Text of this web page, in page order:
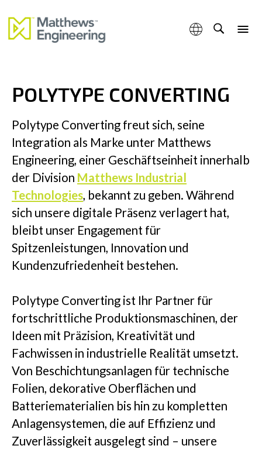
Kompetenzen
Produkte & Services
Industrien
Einblicke
Unternehmen
KONTAKTIEREN SIE UNS
Eine Marke von Matthews Engineering.
POLYTYPE CONVERTING
Polytype Converting freut sich, seine
Integration als Marke unter Matthews
Engineering, einer Geschäftseinheit innerhalb
der Division Matthews Industrial
Technologies, bekannt zu geben. Während
sich unsere digitale Präsenz verlagert hat,
bleibt unser Engagement für
Spitzenleistungen, Innovation und
Kundenzufriedenheit bestehen.
Polytype Converting ist Ihr Partner für
fortschrittliche Produktionsmaschinen, der
Ideen mit Präzision, Kreativität und
Fachwissen in industrielle Realität umsetzt.
Von Beschichtungsanlagen für technische
Folien, dekorative Oberflächen und
Batteriematerialien bis hin zu kompletten
Anlagensystemen, die auf Effizienz und
Zuverlässigkeit ausgelegt sind – unsere